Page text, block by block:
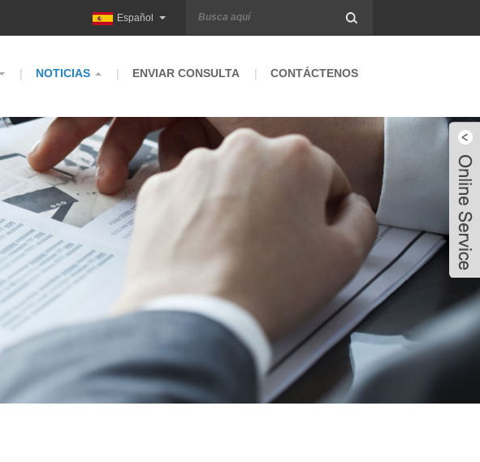
Español
NOTICIAS ENVIAR CONSULTA CONTÁCTENOS